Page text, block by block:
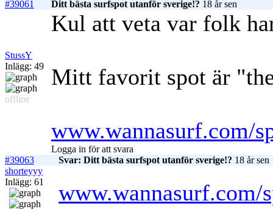
#39061
Ditt bästa surfspot utanför sverige!? 18 år sen
StussY
Inlägg: 49
offline
Kul att veta var folk
Mitt favorit spot är
www.wannasurf.com/
Logga in för att svara
#39063
Svar: Ditt bästa surfspot utanför sverige!? 18 år sen
shorteyyy
Inlägg: 61
www.wannasurf.com/